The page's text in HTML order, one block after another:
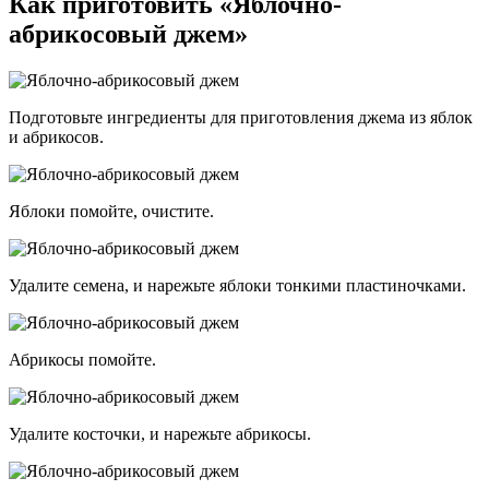
абрикосовый джем»
Подготовьте ингредиенты для приготовления джема из яблок
и абрикосов.
Яблоки помойте, очистите.
Удалите семена, и нарежьте яблоки тонкими пластиночками.
Абрикосы помойте.
Удалите косточки, и нарежьте абрикосы.